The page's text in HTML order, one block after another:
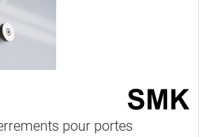
pour portes